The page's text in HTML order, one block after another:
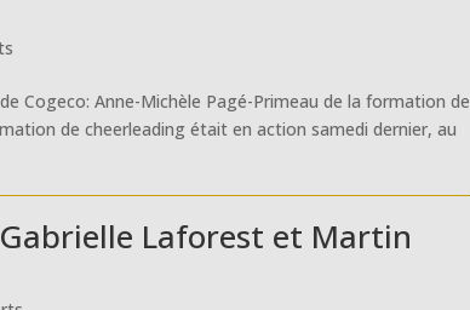
Cogeco: Anne-Michèle Pagé-Primeau de la formation de
de cheerleading était en action samedi dernier, au
Laforest et Martin